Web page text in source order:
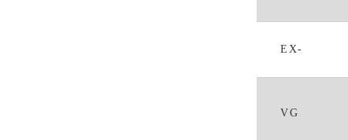
EX-
VG